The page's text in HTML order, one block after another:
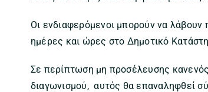
Οι ενδιαφερόμενοι μπορούν να λάβουν
ημέρες και ώρες στο Δημοτικό
Σε περίπτωση μη προσέλευσης
διαγωνισμού, αυτός θα επαναληφθεί